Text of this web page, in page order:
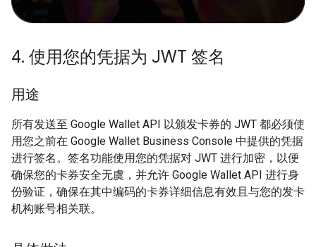
4. 使用您的凭据为 JWT 签名
用途
所有发送至 Google Wallet API 以颁发卡券的 JWT 都必须使
用您之前在 Google Wallet Business Console 中提供的凭据
进行签名。签名功能使用您的凭据对 JWT 进行加密，以便
确保您的卡券安全无虞，并允许 Google Wallet API 进行身
份验证，确保在其中编码的卡券详细信息有效且与您的发卡
机构账号相关联。